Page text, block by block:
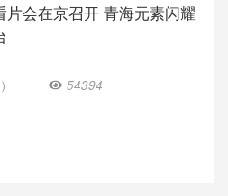
片会在京召开 青海元素闪耀
54394